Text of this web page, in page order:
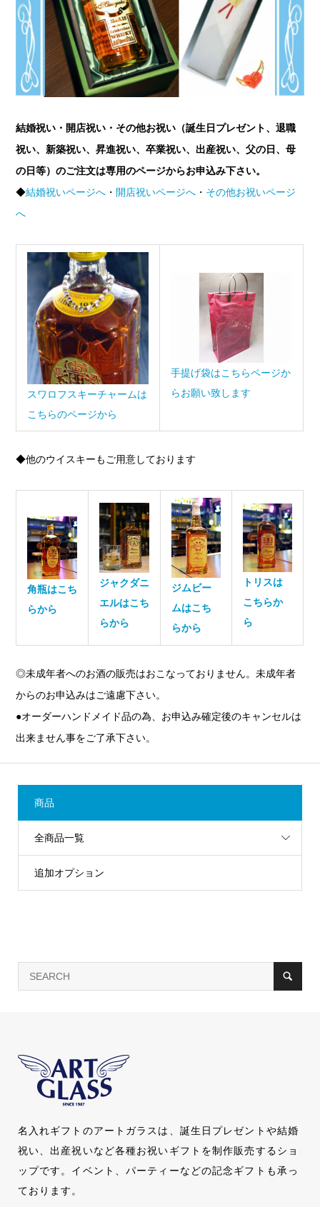
結婚祝い・開店祝い・その他お祝い（誕生日プレゼント、退職
祝い、新築祝い、昇進祝い、卒業祝い、出産祝い、父の日、母
の日等）のご注文は専用のページからお申込み下さい。
◆結婚祝いページへ ・ 開店祝いページへ ・ その他お祝いページ
へ
スワロフスキーチャームは
こちらのページから
手提げ袋はこちらページか
らお願い致します
◆他のウイスキーもご用意しております
角瓶はこち
らから
ジャクダニ
エルはこち
らから
ジムビー
ムはこち
らから
トリスは
こちらか
ら
◎未成年者へのお酒の販売はおこなっておりません。未成年者
からのお申込みはご遠慮下さい。
●オーダーハンドメイド品の為、お申込み確定後のキャンセルは
出来ません事をご了承下さい。
商品
全商品一覧
追加オプション
名入れギフトのアートガラスは、誕生日プレゼントや結婚
祝い、出産祝いなど各種お祝いギフトを制作販売するショ
ップです。イベント、パーティーなどの記念ギフトも承っ
ております。